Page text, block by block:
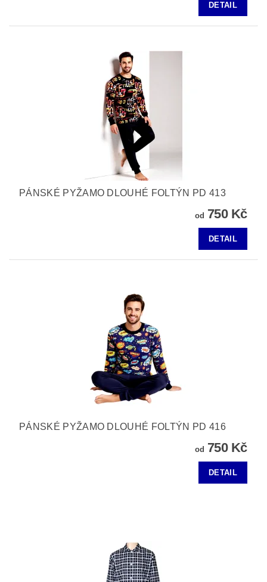
DETAIL
PÁNSKÉ PYŽAMO DLOUHÉ FOLTÝN PD 413
od 750 Kč
DETAIL
PÁNSKÉ PYŽAMO DLOUHÉ FOLTÝN PD 416
od 750 Kč
DETAIL